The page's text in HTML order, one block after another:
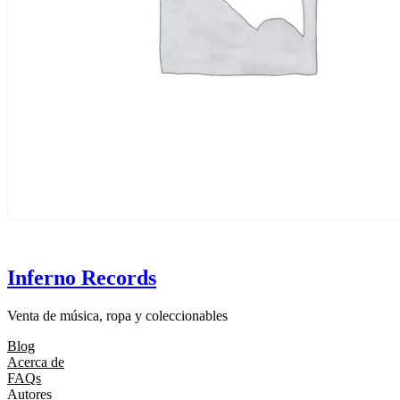
Inferno Records
Venta de música, ropa y coleccionables
Blog
Acerca de
FAQs
Autores